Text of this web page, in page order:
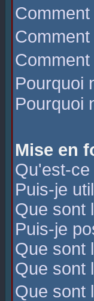
Pourquoi
Pourquoi
Mise en
Qu'est-ce
Puis-je
Que sont
Puis-je
Que sont
Que sont
Que sont